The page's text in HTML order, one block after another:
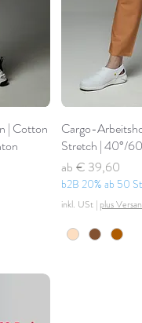
| Cotton
Cargo-
Stretch | 40°/
ab
Standardpreis
€ 39,60
Sale-Preis
b2B 20% ab 50
inkl. USt | plus